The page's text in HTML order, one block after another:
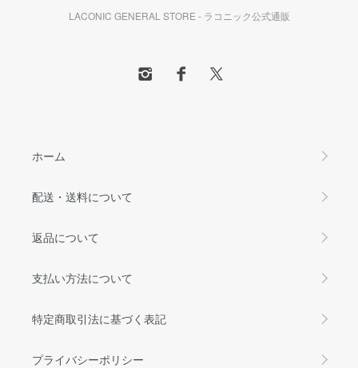
LACONIC GENERAL STORE - ラコニック公式通販
ホーム
配送・送料について
返品について
支払い方法について
特定商取引法に基づく表記
プライバシーポリシー